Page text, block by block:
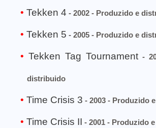
Tekken 4 - 2002 - Produzido e
Tekken 5 - 2005 - Produzido e
Tekken Tag Tournament-
distribuido
Time Crisis 3 - 2003 - Produzido
Time Crisis II - 2001 - Produzido